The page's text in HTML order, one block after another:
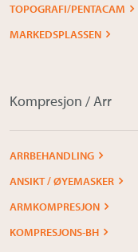
TOPOGRAFI/PENTACAM
MARKEDSPLASSEN
Kompresjon / Arr
ARRBEHANDLING
ANSIKT / ØYEMASKER
ARMKOMPRESJON
KOMPRESJONS-BH